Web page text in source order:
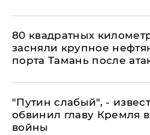
80 квадратных
засняли крупное
порта Тамань после
​"Путин слабый", -
обвинил главу Кремля
войны